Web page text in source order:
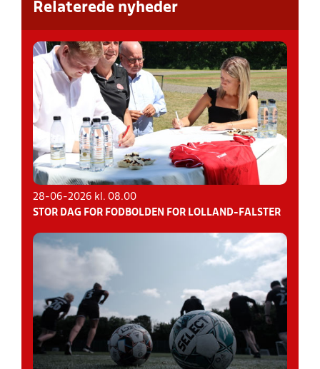
Relaterede nyheder
28-06-2026 kl. 08.00
STOR DAG FOR FODBOLDEN FOR LOLLAND-FALSTER